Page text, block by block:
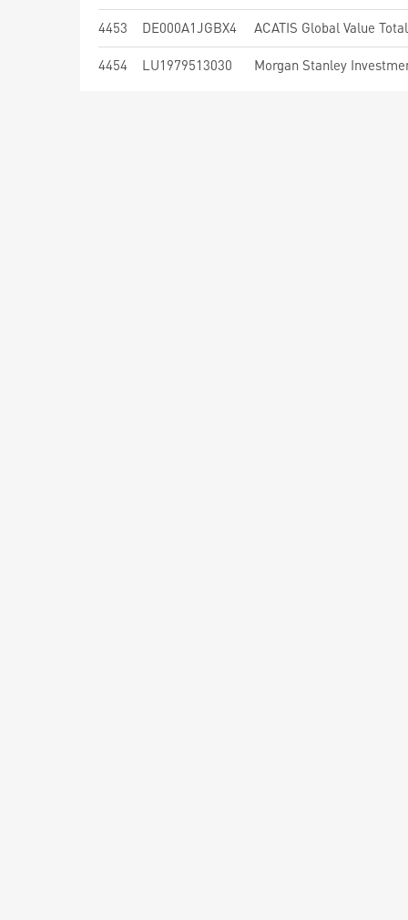
4453 DE000A1JGBX4 ACATIS Global Value
4454 LU1979513030